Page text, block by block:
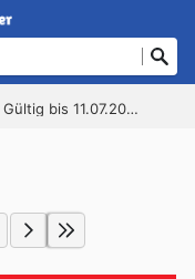
Gültig bis 11.07.2026